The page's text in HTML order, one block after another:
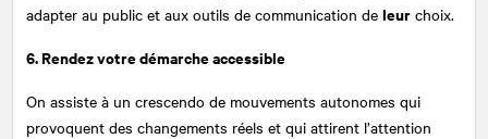
adapter au public et aux outils de communication de leur choix.
6. Rendez votre démarche accessible
On assiste à un crescendo de mouvements autonomes qui
provoquent des changements réels et qui attirent l’attention